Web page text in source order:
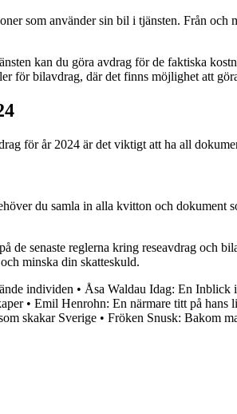
som använder sin bil i tjänsten. Från
kan du göra avdrag för de faktiska
för bilavdrag, där det finns möjlighet att
för år 2024 är det viktigt att ha all
du samla in alla kvitton och dokument
de senaste reglerna kring reseavdrag och
minska din skatteskuld.
individen • Åsa Waldau Idag: En Inblick
• Emil Henrohn: En närmare titt på hans
skakar Sverige • Fröken Snusk: Bakom